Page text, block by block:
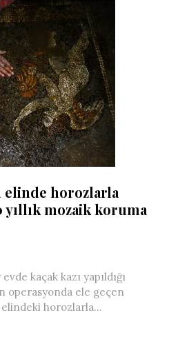
elinde horozlarla
mozaik koruma
kaçak kazı yapıldığı
operasyonda ele geçen
elindeki horozlarla...